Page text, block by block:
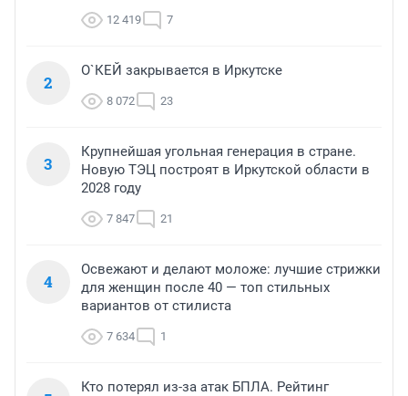
12 419 7
2
О`КЕЙ закрывается в Иркутске
8 072 23
3
Крупнейшая угольная генерация в стране.
Новую ТЭЦ построят в Иркутской области в
2028 году
7 847 21
4
Освежают и делают моложе: лучшие стрижки
для женщин после 40 — топ стильных
вариантов от стилиста
7 634 1
Кто потерял из-за атак БПЛА. Рейтинг